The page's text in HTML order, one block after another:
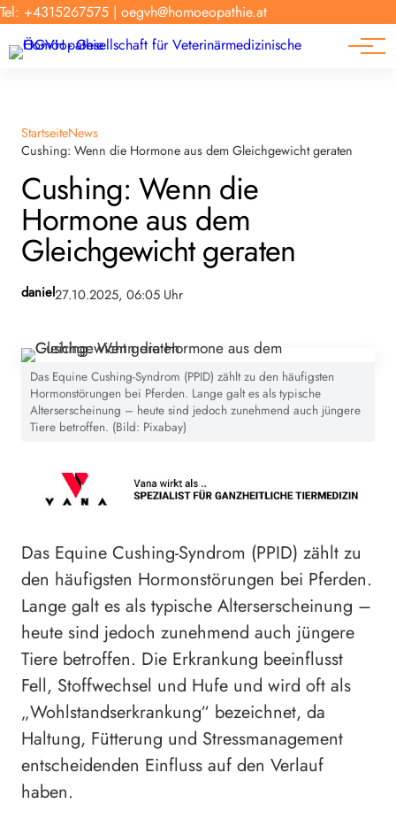
Tel: +4315267575 | oegvh@homoeopathie.at
Tierarzt-Suche
Forschung
News
StartseiteNews
Cushing: Wenn die Hormone aus dem Gleichgewicht geraten
Cushing: Wenn die
Hormone aus dem
Gleichgewicht geraten
daniel27.10.2025, 06:05 Uhr
Das Equine Cushing-Syndrom (PPID) zählt zu den häufigsten
Hormonstörungen bei Pferden. Lange galt es als typische
Alterserscheinung – heute sind jedoch zunehmend auch jüngere
Tiere betroffen. (Bild: Pixabay)
Das Equine Cushing-Syndrom (PPID) zählt zu
den häufigsten Hormonstörungen bei Pferden.
Lange galt es als typische Alterserscheinung –
heute sind jedoch zunehmend auch jüngere
Tiere betroffen. Die Erkrankung beeinflusst
Fell, Stoffwechsel und Hufe und wird oft als
„Wohlstandserkrankung“ bezeichnet, da
Haltung, Fütterung und Stressmanagement
entscheidenden Einfluss auf den Verlauf
haben.